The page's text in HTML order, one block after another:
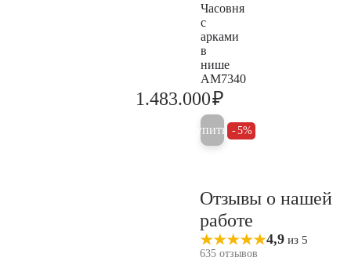
Часовня
с
арками
в
нише
AM7340
1.483.000₽
Купить 5%
Отзывы о нашей
работе
4,9 из 5
635 отзывов